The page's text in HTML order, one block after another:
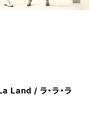
/ ラ・ラ・ラ